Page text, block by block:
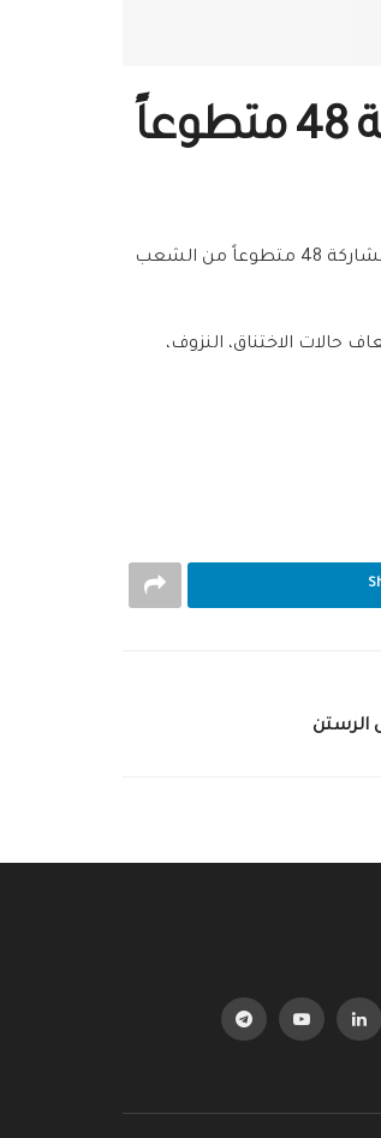
استكمالاً لخطة لجنة الإسعاف في التدريب والتأهيل، أنهت لجنة الإسعاف دورتين في مبادئ الإسعاف الأولي، واستمرت كل دورة 4 أيام متتالية بمشاركة 48 متطوعاً من الشعب
حالات الاختناق، النزوف،
الرستن